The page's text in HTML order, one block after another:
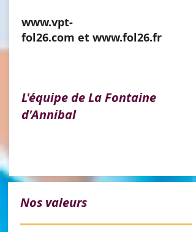
www.vpt-
fol26.com et www.fol26.fr
L'équipe de La Fontaine
d'Annibal
Nos valeurs